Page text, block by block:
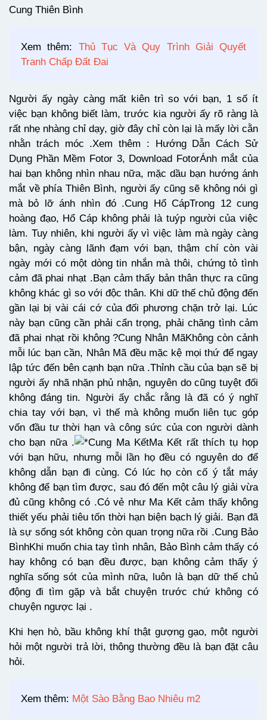
Cung Thiên Bình
Xem thêm: Thủ Tục Và Quy Trình Giải Quyết
Tranh Chấp Đất Đai
Người ấy ngày càng mất kiên trì so với bạn, 1 số ít
việc bạn không biết làm, trước kia người ấy rõ ràng là
rất nhẹ nhàng chỉ dạy, giờ đây chỉ còn lại là mấy lời cằn
nhằn trách móc .Xem thêm : Hướng Dẫn Cách Sử
Dụng Phần Mềm Fotor 3, Download FotorÁnh mắt của
hai bạn không nhìn nhau nữa, mặc dầu bạn hướng ánh
mắt về phía Thiên Bình, người ấy cũng sẽ không nói gì
mà bỏ lỡ ánh nhìn đó .Cung Hổ CápTrong 12 cung
hoàng đạo, Hổ Cáp không phải là tuýp người của việc
làm. Tuy nhiên, khi người ấy vì việc làm mà ngày càng
bận, ngày càng lãnh đạm với bạn, thậm chí còn vài
ngày mới có một dòng tin nhắn mà thôi, chứng tỏ tình
cảm đã phai nhạt .Bạn cảm thấy bản thân thực ra cũng
không khác gì so với độc thân. Khi dữ thế chủ động đến
gần lại bị vài cái cớ của đối phương chặn trở lại. Lúc
này bạn cũng cần phải cẩn trọng, phải chăng tình cảm
đã phai nhạt rồi không ?Cung Nhân MãKhông còn cảnh
mỗi lúc bạn cần, Nhân Mã đều mặc kệ mọi thứ để ngay
lập tức đến bên cạnh bạn nữa .Thỉnh cầu của bạn sẽ bị
người ấy nhã nhặn phủ nhận, nguyên do cũng tuyệt đối
không đáng tin. Người ấy chắc rằng là đã có ý nghĩ
chia tay với bạn, vì thế mà không muốn liên tục góp
vốn đầu tư thời hạn và công sức của con người dành
cho bạn nữa .
Cung Ma KếtMa Kết rất thích tụ họp
với bạn hữu, nhưng mỗi lần họ đều có nguyên do để
không dẫn bạn đi cùng. Có lúc họ còn cố ý tắt máy
không để bạn tìm được, sau đó đến một câu lý giải vừa
đủ cũng không có .Có vẻ như Ma Kết cảm thấy không
thiết yếu phải tiêu tốn thời hạn biện bạch lý giải. Bạn đã
là sự sống sót không còn quan trọng nữa rồi .Cung Bảo
BìnhKhi muốn chia tay tình nhân, Bảo Bình cảm thấy có
hay không có bạn đều được, bạn không cảm thấy ý
nghĩa sống sót của mình nữa, luôn là bạn dữ thế chủ
động đi tìm gặp và bắt chuyện trước chứ không có
chuyện ngược lại .
Khi hẹn hò, bầu không khí thật gượng gạo, một người
hỏi một người trả lời, thông thường đều là bạn đặt câu
hỏi.
Xem thêm: Một Sào Bằng Bao Nhiêu m2